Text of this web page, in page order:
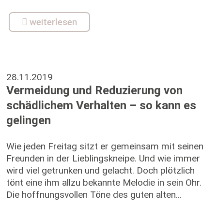
weiterlesen
28.11.2019
Vermeidung und Reduzierung von
schädlichem Verhalten – so kann es
gelingen
Wie jeden Freitag sitzt er gemeinsam mit seinen
Freunden in der Lieblingskneipe. Und wie immer
wird viel getrunken und gelacht. Doch plötzlich
tönt eine ihm allzu bekannte Melodie in sein Ohr.
Die hoffnungsvollen Töne des guten alten...